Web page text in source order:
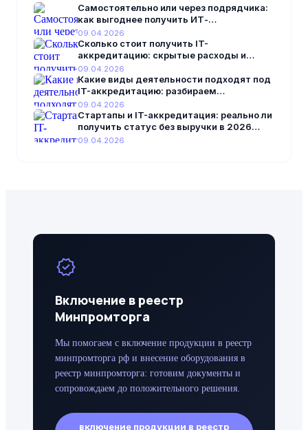
Самостоятельно или через подрядчика:
как выгоднее получить ИТ-
аккредитацию в 2026 году
09.04.2026
Сколько стоит получить IT-
аккредитацию: скрытые расходы и
реальная цена в 2026 году
09.04.2026
Какие виды деятельности подходят под
IT-аккредитацию: разбираем
профильные ОКВЭДы 2026 года
09.04.2026
Стартапы и IT-аккредитация: реально ли
получить статус без выручки в 2026
году
09.04.2026
verified
Включение в реестр
Минпромторга
Мы помогаем с включение продукции в реестр
минпромторга рф и внесение оборудования в
реестр минпромторга: готовим документы и
сопровождаем до положительного решения.
включение продукции в реестр